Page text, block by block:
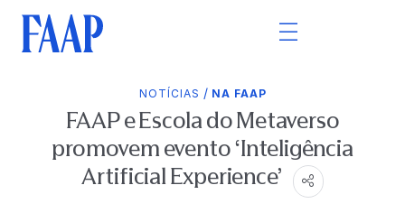
NOTÍCIAS / NA FAAP
FAAP e Escola do Metaverso
promovem evento ‘Inteligência
Artificial Experience’